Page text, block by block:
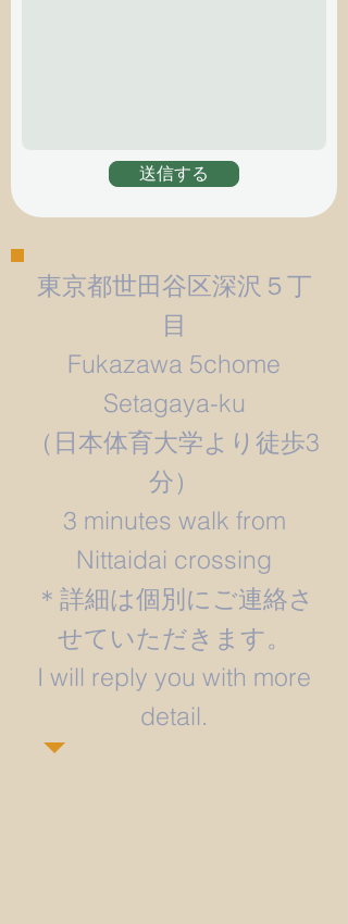
送信する
東京都世田谷区深沢５丁
目
Fukazawa 5chome
Setagaya-ku
​（日本体育大学より徒歩3
分）
3 minutes walk from
Nittaidai crossing
＊詳細は個別にご連絡さ
せていただきます。
​I will reply you with more
detail.